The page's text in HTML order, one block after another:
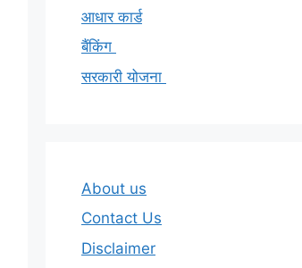
आधार कार्ड
बैंकिंग
सरकारी योजना
About us
Contact Us
Disclaimer